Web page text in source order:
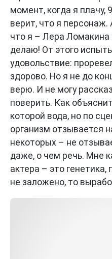
момент, когда я плачу,
верит, что я персонаж.
что я – Лера Ломакина
делаю! От этого
удовольствие:
здорово. Но я не до
верю. И не могу
поверить. Как
которой вода, но по
организм отзывается
некоторых – не
даже, о чем речь. Мне
актера – это генетика,
не заложено, то